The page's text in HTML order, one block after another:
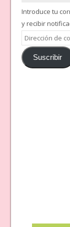
Introduce tu
y recibir
Dirección
de
correoSuscribir